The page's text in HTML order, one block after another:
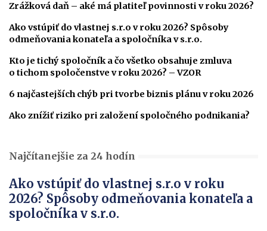
Zrážková daň – aké má platiteľ povinnosti v roku 2026?
Ako vstúpiť do vlastnej s.r.o v roku 2026? Spôsoby
odmeňovania konateľa a spoločníka v s.r.o.
Kto je tichý spoločník a čo všetko obsahuje zmluva
o tichom spoločenstve v roku 2026? – VZOR
6 najčastejších chýb pri tvorbe biznis plánu v roku 2026
Ako znížiť riziko pri založení spoločného podnikania?
Najčítanejšie za 24 hodín
Ako vstúpiť do vlastnej s.r.o v roku
2026? Spôsoby odmeňovania konateľa a
spoločníka v s.r.o.